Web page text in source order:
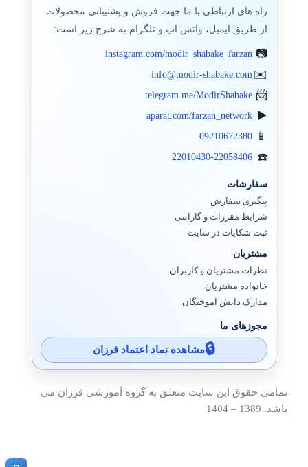
راه های ارتباطی با ما جهت فروش و پشتیبانی محصولات
از طریق ایمیل، واتس اپ و تلگرام به شرح زیر است:
instagram.com/modir_shabake_farzan
info@modir-shabake.com
telegram.me/ModirShabake
aparat.com/farzan_network
09210672380
22010430-22058406
سفارشات
پیگیری سفارش
شرایط مقررات و گارانتی
ثبت شکایات در سایت
مشتریان
نظرات مشتریان و کاربران
خانواده مشتریان
مدارک دانش آموختگان
مجوزهای ما
مشاهده نماد اعتماد فرزان
تمامی حقوق این سایت متعلق به گروه آموزشی فرزان می
باشد. 1389 – 1404